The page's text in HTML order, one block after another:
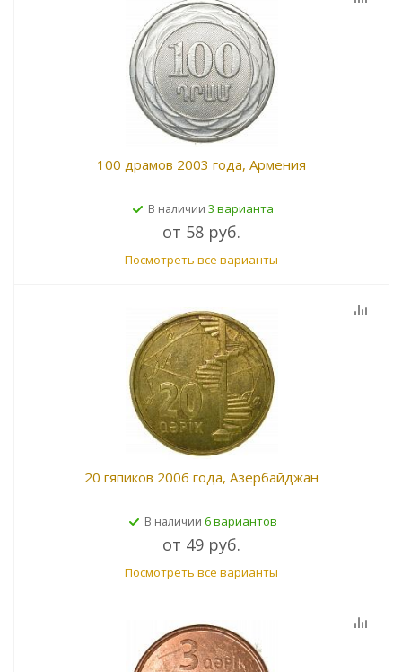
100 драмов 2003 года, Армения
В наличии 3 варианта
от 58 руб.
Посмотреть все варианты
20 гяпиков 2006 года, Азербайджан
В наличии 6 вариантов
от 49 руб.
Посмотреть все варианты